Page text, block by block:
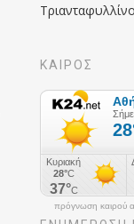
ΚΑΙΡΟΣ
πρόγνωση καιρού